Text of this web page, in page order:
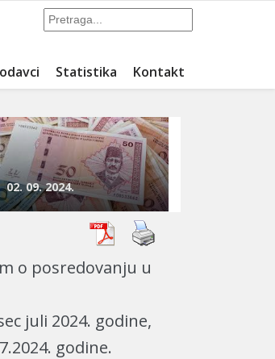
Statistika Kontakt
09. 2024.
o posredovanju u
juli 2024. godine,
godine.